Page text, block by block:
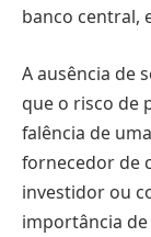
banco central,
A ausência de
que o risco de
falência de
fornecedor de
investidor ou
importância